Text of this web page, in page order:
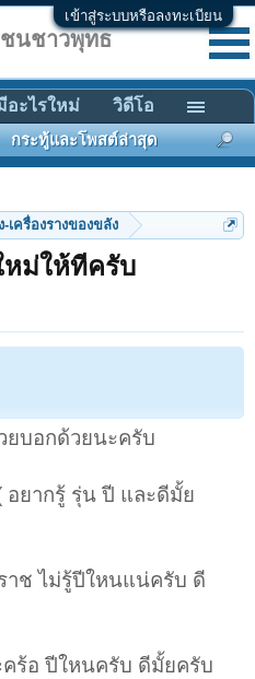
เข้าสู่ระบบหรือลงทะเบียน
เครื่องรางของขลัง
หม่ให้ทีครับ
ยบอกด้วยนะครับ
อยากรู้ รุ่น ปี และดีมั้ย
าช ไม่รู้ปีใหนแน่ครับ ดี
ร้อ ปีใหนครับ ดีมั้ยครับ
นชาวพุทธ
กระทู้และโพสต์ล่าสุด
อะไรใหม่ วิดีโอ